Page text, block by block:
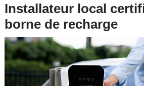
Installateur local
borne de recharge